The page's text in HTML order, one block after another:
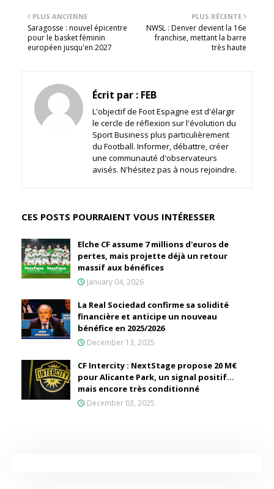
PLUS RÉCENTE
NWSL : Denver devient la 16e
franchise, mettant la barre
très haute
PLUS ANCIENNE
Saragosse : nouvel épicentre
pour le basket féminin
européen jusqu'en 2027
Écrit par : FEB
L'objectif de Foot Espagne est d'élargir
le cercle de réflexion sur l'évolution du
Sport Business plus particulièrement
du Football. Informer, débattre, créer
une communauté d'observateurs
avisés. N'hésitez pas à nous rejoindre.
CES POSTS POURRAIENT VOUS INTÉRESSER
Elche CF assume 7 millions d'euros de
pertes, mais projette déjà un retour
massif aux bénéfices
January 04, 2026
La Real Sociedad confirme sa solidité
financière et anticipe un nouveau
bénéfice en 2025/2026
December 13, 2025
CF Intercity : NextStage propose 20 M€
pour Alicante Park, un signal positif…
mais encore très conditionné
December 03, 2025